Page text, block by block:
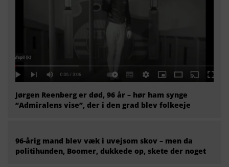
Jørgen Reenberg er død, 96 år – hør ham synge
“Admiralens vise”, der i den grad blev folkeeje
96-årig mand blev væk i uvejsom skov – men da
politihunden, Boomer, dukkede op, skete der noget